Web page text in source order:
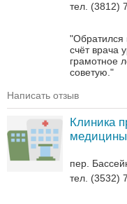
тел. (3812)
"Обратился
счёт врача
грамотное
советую."
Написать отзыв
Клиника
медицины
пер.
тел. (3532)